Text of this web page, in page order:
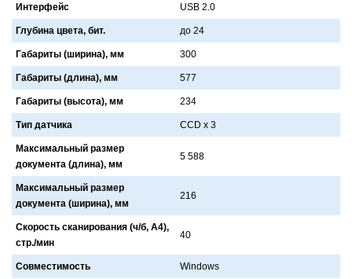
Интерфейс USB 2.0
Глубина цвета, бит. до 24
Габариты (ширина), мм 300
Габариты (длина), мм 577
Габариты (высота), мм 234
Тип датчика CCD x 3
Максимальный размер
документа (длина), мм
5 588
Максимальный размер
документа (ширина), мм
216
Скорость сканирования (ч/б, А4),
стр./мин
40
Совместимость Windows